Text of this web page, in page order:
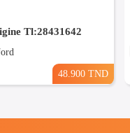
Tl:28431642
48.900 TND